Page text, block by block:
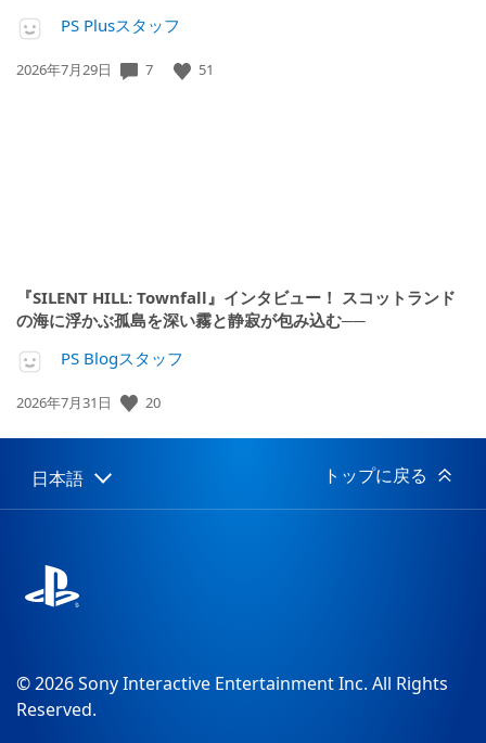
PS Plusスタッフ
公
2026年7月29日 7 51
『SILENT HILL: Townfall』インタビュー！ スコットランド
の海に浮かぶ孤島を深い霧と静寂が包み込む──
PS Blogスタッフ
公
日:
2026年7月31日 20
Select
a
Current
region:
日本語 トップに戻る
© 2026 Sony Interactive Entertainment Inc. All Rights
Reserved.